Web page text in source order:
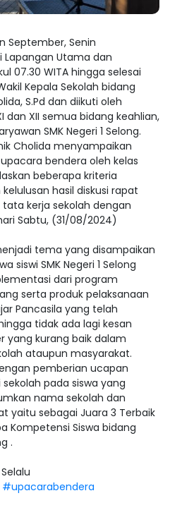
September, Senin
Utama dan
07.30 WITA hingga selesai
Kepala Sekolah bidang
S.Pd dan diikuti oleh
dan XII semua bidang keahlian,
SMK Negeri 1 Selong.
Cholida menyampaikan
bendera oleh kelas
beberapa kriteria
hasil diskusi rapat
kerja sekolah dengan
Sabtu, (31/08/2024)
tema yang disampaikan
siswi SMK Negeri 1 Selong
dari program
serta produk pelaksanaan
Pancasila yang telah
tidak ada lagi kesan
yang kurang baik dalam
ataupun masyarakat.
pemberian ucapan
pada siswa yang
nama sekolah dan
yaitu sebagai Juara 3 Terbaik
Kompetensi Siswa bidang
.
#upacarabendera